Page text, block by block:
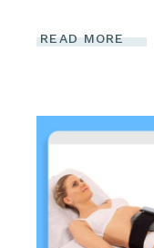
READ MORE